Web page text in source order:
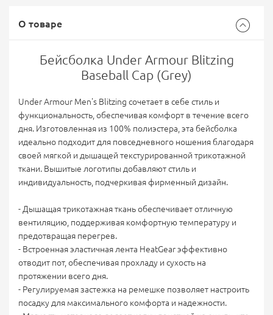
О товаре
Бейсболка Under Armour Blitzing
Baseball Cap (Grey)
Under Armour Men's Blitzing сочетает в себе стиль и
функциональность, обеспечивая комфорт в течение всего
дня. Изготовленная из 100% полиэстера, эта бейсболка
идеально подходит для повседневного ношения благодаря
своей мягкой и дышащей текстурированной трикотажной
ткани. Вышитые логотипы добавляют стиль и
индивидуальность, подчеркивая фирменный дизайн.
- Дышащая трикотажная ткань обеспечивает отличную
вентиляцию, поддерживая комфортную температуру и
предотвращая перегрев.
- Встроенная эластичная лента HeatGear эффективно
отводит пот, обеспечивая прохладу и сухость на
протяжении всего дня.
- Регулируемая застежка на ремешке позволяет настроить
посадку для максимального комфорта и надежности.